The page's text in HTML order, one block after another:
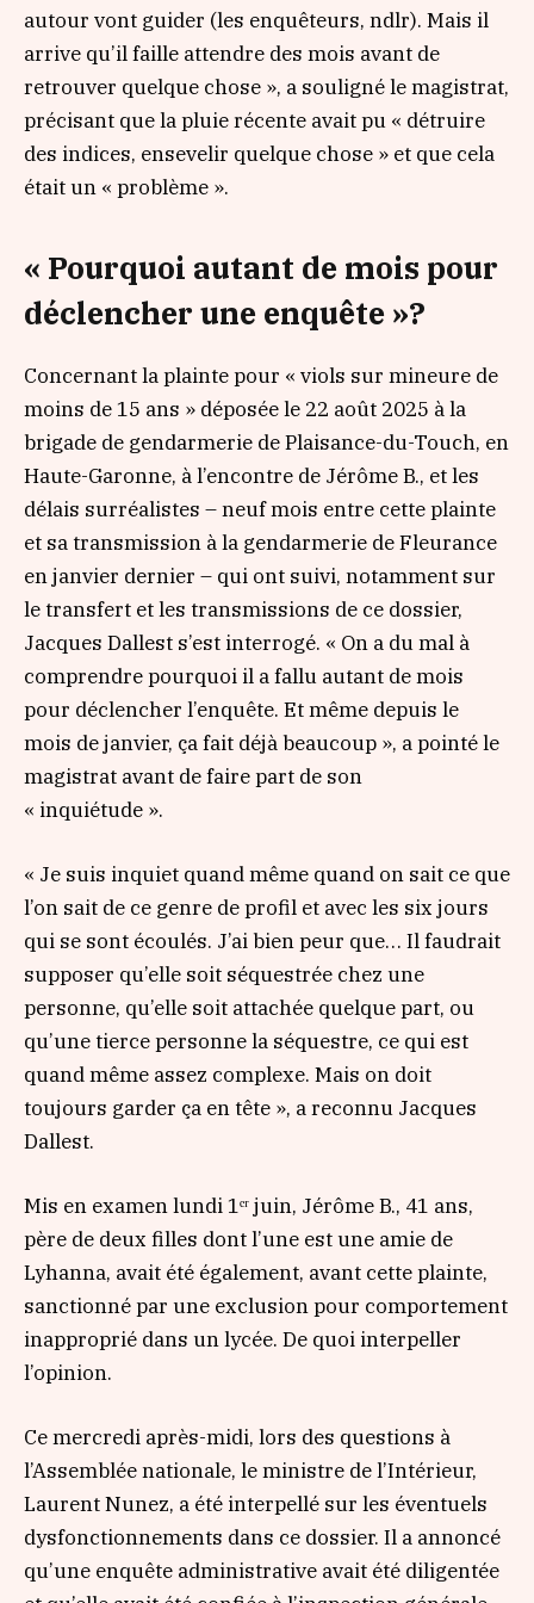
autour vont guider (les enquêteurs, ndlr). Mais il
arrive qu’il faille attendre des mois avant de
retrouver quelque chose », a souligné le magistrat,
précisant que la pluie récente avait pu « détruire
des indices, ensevelir quelque chose » et que cela
était un « problème ».
« Pourquoi autant de mois pour
déclencher une enquête »?
Concernant la plainte pour « viols sur mineure de
moins de 15 ans » déposée le 22 août 2025 à la
brigade de gendarmerie de Plaisance-du-Touch, en
Haute-Garonne, à l’encontre de Jérôme B., et les
délais surréalistes – neuf mois entre cette plainte
et sa transmission à la gendarmerie de Fleurance
en janvier dernier – qui ont suivi, notamment sur
le transfert et les transmissions de ce dossier,
Jacques Dallest s’est interrogé. « On a du mal à
comprendre pourquoi il a fallu autant de mois
pour déclencher l’enquête. Et même depuis le
mois de janvier, ça fait déjà beaucoup », a pointé le
magistrat avant de faire part de son
« inquiétude ».
« Je suis inquiet quand même quand on sait ce que
l’on sait de ce genre de profil et avec les six jours
qui se sont écoulés. J’ai bien peur que… Il faudrait
supposer qu’elle soit séquestrée chez une
personne, qu’elle soit attachée quelque part, ou
qu’une tierce personne la séquestre, ce qui est
quand même assez complexe. Mais on doit
toujours garder ça en tête », a reconnu Jacques
Dallest.
Mis en examen lundi 1ᵉʳ juin, Jérôme B., 41 ans,
père de deux filles dont l’une est une amie de
Lyhanna, avait été également, avant cette plainte,
sanctionné par une exclusion pour comportement
inapproprié dans un lycée. De quoi interpeller
l’opinion.
Ce mercredi après-midi, lors des questions à
l’Assemblée nationale, le ministre de l’Intérieur,
Laurent Nunez, a été interpellé sur les éventuels
dysfonctionnements dans ce dossier. Il a annoncé
qu’une enquête administrative avait été diligentée